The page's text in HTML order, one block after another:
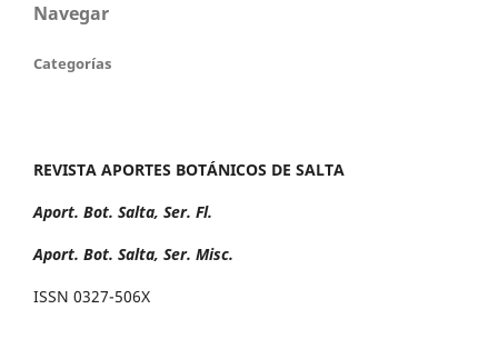
Navegar
Categorías
REVISTA APORTES BOTÁNICOS DE SALTA
Aport. Bot. Salta, Ser. Fl.
Aport. Bot. Salta, Ser. Misc.
ISSN 0327-506X